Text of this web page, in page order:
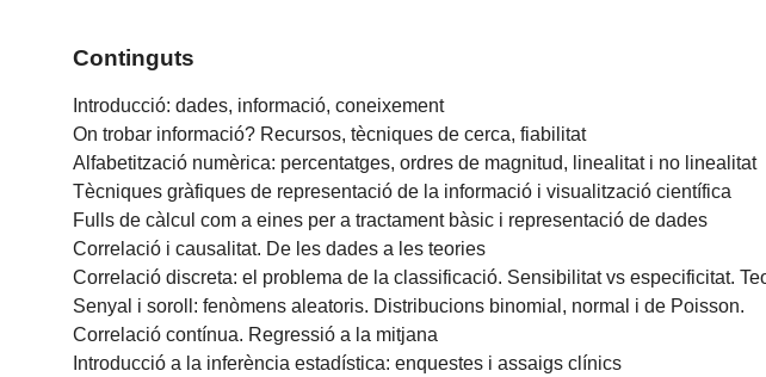
Continguts
Introducció: dades, informació, coneixement
On trobar informació? Recursos, tècniques de cerca, fiabilitat
Alfabetització numèrica: percentatges, ordres de magnitud, linealitat i no linealitat
Tècniques gràfiques de representació de la informació i visualització científica
Fulls de càlcul com a eines per a tractament bàsic i representació de dades
Correlació i causalitat. De les dades a les teories
Correlació discreta: el problema de la classificació. Sensibilitat vs especificitat.
Senyal i soroll: fenòmens aleatoris. Distribucions binomial, normal i de Poisson.
Correlació contínua. Regressió a la mitjana
Introducció a la inferència estadística: enquestes i assaigs clínics